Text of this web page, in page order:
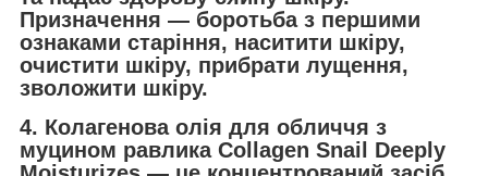
Призначення — боротьба з першими
ознаками старіння, наситити шкіру,
очистити шкіру, прибрати лущення,
зволожити шкіру.
4. Колагенова олія для обличчя з
муцином равлика Collagen Snail Deeply